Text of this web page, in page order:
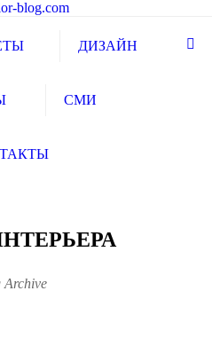
ДИЗАЙН
СМИ
Archive